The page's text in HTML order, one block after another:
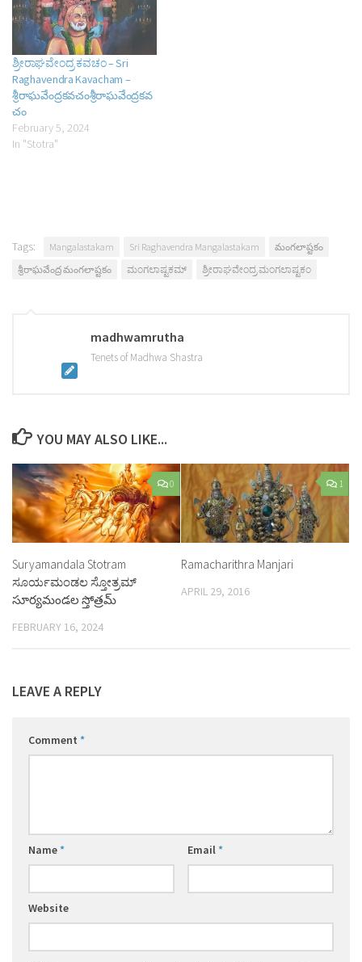
ಶ್ರೀರಾಘವೇಂದ್ರ ಕವಚಂ – Sri
Raghavendra Kavacham –
శ్రీరాఘవేంద్రకవచంశ్రీరాఘవేంద్రకవ
చం
February 5, 2024
In "Stotra"
Tags: Mangalastakam Sri Raghavendra Mangalastakam
మంగలాష్టకం
శ్రీరాఘవేంద్ర మంగలాష్టకం
ಮಂಗಲಾಷ್ಟಕಮ್ ಶ್ರೀರಾಘವೇಂದ್ರ ಮಂಗಲಾಷ್ಟಕಂ
madhwamrutha
Tenets of Madhwa Shastra
YOU MAY ALSO LIKE...
0
Suryamandala Stotram
ಸೂರ್ಯಮಂಡಲ ಸ್ತೋತ್ರಮ್
సూర్యమండల స్తోత్రమ్
FEBRUARY 16, 2024
1
Ramacharithra Manjari
APRIL 29, 2016
LEAVE A REPLY
Comment *
Name* Email*
Website